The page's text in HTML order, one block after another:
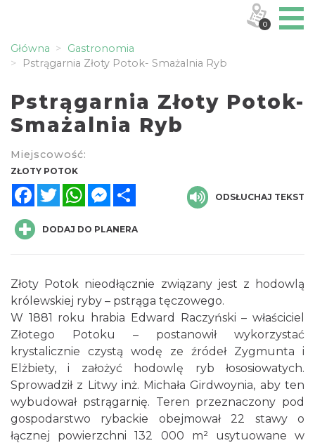
Główna
Gastronomia
Pstrągarnia Złoty Potok- Smażalnia Ryb
Pstrągarnia Złoty Potok-
Smażalnia Ryb
Miejscowość:
ZŁOTY POTOK
FacebookTwitterWhatsAppMessenger
ODSŁUCHAJ TEKST
DODAJ DO PLANERA
Złoty Potok nieodłącznie związany jest z hodowlą
królewskiej ryby – pstrąga tęczowego.
W 1881 roku hrabia Edward Raczyński – właściciel
Złotego Potoku – postanowił wykorzystać
krystalicznie czystą wodę ze źródeł Zygmunta i
Elżbiety, i założyć hodowlę ryb łososiowatych.
Sprowadził z Litwy inż. Michała Girdwoynia, aby ten
wybudował pstrągarnię. Teren przeznaczony pod
gospodarstwo rybackie obejmował 22 stawy o
łącznej powierzchni 132 000 m² usytuowane w
0